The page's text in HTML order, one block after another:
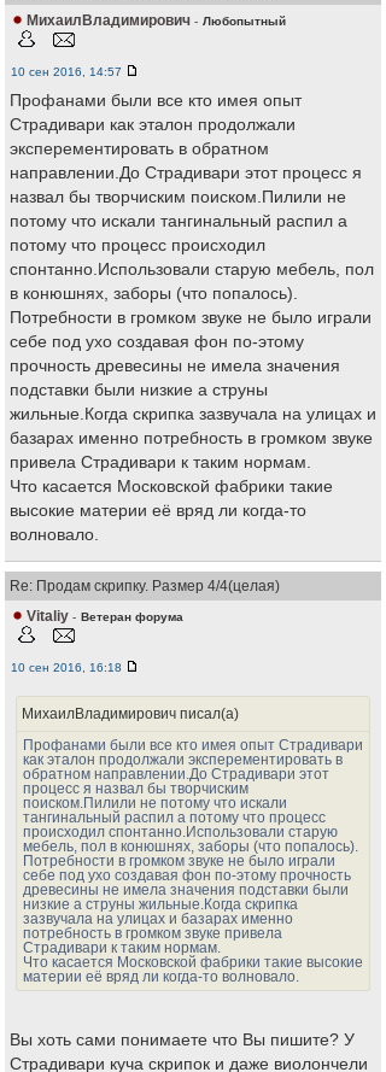
МихаилВладимирович - Любопытный
10 сен 2016, 14:57
Профанами были все кто имея опыт
Страдивари как эталон продолжали
эксперементировать в обратном
направлении.До Страдивари этот процесс я
назвал бы творчиским поиском.Пилили не
потому что искали тангинальный распил а
потому что процесс происходил
спонтанно.Использовали старую мебель, пол
в конюшнях, заборы (что попалось).
Потребности в громком звуке не было играли
себе под ухо создавая фон по-этому
прочность древесины не имела значения
подставки были низкие а струны
жильные.Когда скрипка зазвучала на улицах и
базарах именно потребность в громком звуке
привела Страдивари к таким нормам.
Что касается Московской фабрики такие
высокие материи её вряд ли когда-то
волновало.
Re: Продам скрипку. Размер 4/4(целая)
Vitaliy - Ветеран форума
10 сен 2016, 16:18
МихаилВладимирович писал(а)
Профанами были все кто имея опыт Страдивари
как эталон продолжали эксперементировать в
обратном направлении.До Страдивари этот
процесс я назвал бы творчиским
поиском.Пилили не потому что искали
тангинальный распил а потому что процесс
происходил спонтанно.Использовали старую
мебель, пол в конюшнях, заборы (что попалось).
Потребности в громком звуке не было играли
себе под ухо создавая фон по-этому прочность
древесины не имела значения подставки были
низкие а струны жильные.Когда скрипка
зазвучала на улицах и базарах именно
потребность в громком звуке привела
Страдивари к таким нормам.
Что касается Московской фабрики такие высокие
материи её вряд ли когда-то волновало.
Вы хоть сами понимаете что Вы пишите? У
Страдивари куча скрипок и даже виолончели